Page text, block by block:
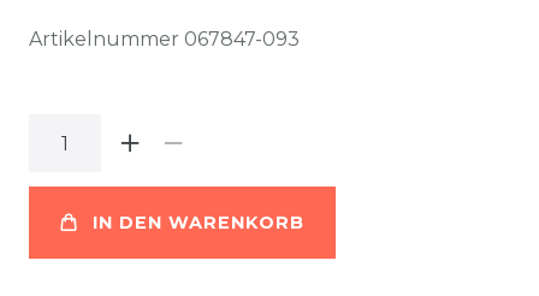
Artikelnummer 067847-093
IN DEN WARENKORB